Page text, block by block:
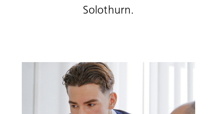
Solothurn.